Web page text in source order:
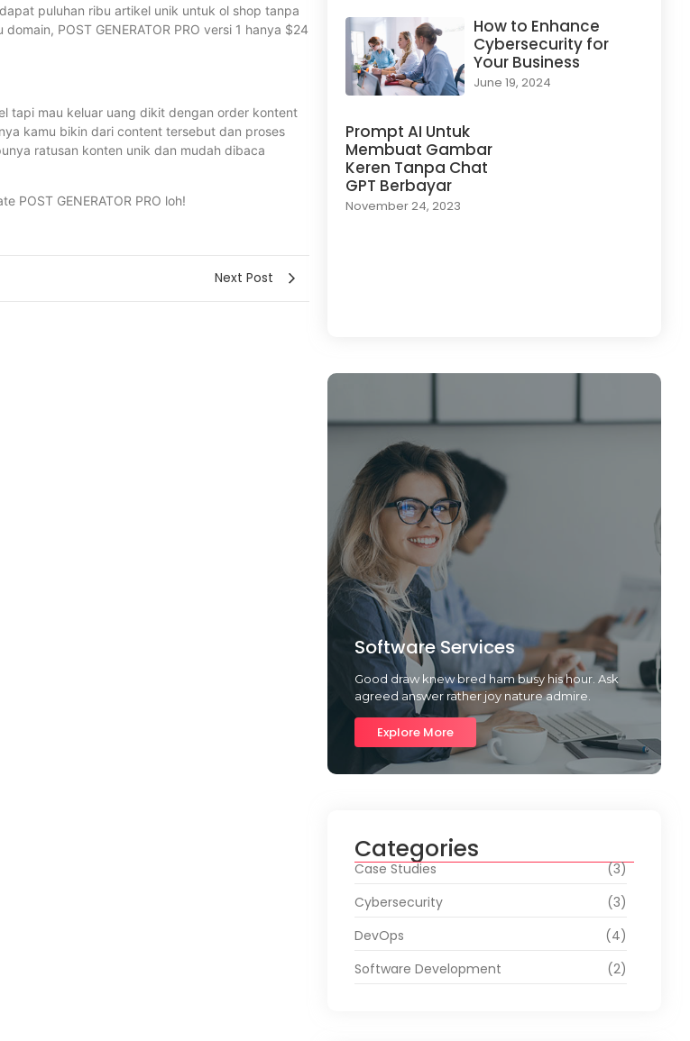
puluhan ribu artikel unik untuk ol shop tanpa
POST GENERATOR PRO versi 1 hanya $24
tapi mau keluar uang dikit dengan order kontent
kamu bikin dari content tersebut dan proses
ratusan konten unik dan mudah dibaca
POST GENERATOR PRO loh!
Next Post
How to Enhance
Cybersecurity for
Your Business
June 19, 2024
Prompt AI Untuk
Membuat Gambar
Keren Tanpa Chat
GPT Berbayar
November 24, 2023
Software Services
Good draw knew bred ham busy his hour. Ask
agreed answer rather joy nature admire.
Explore More
Categories
Case Studies
(3)
Cybersecurity
(3)
DevOps
(4)
Software Development
(2)